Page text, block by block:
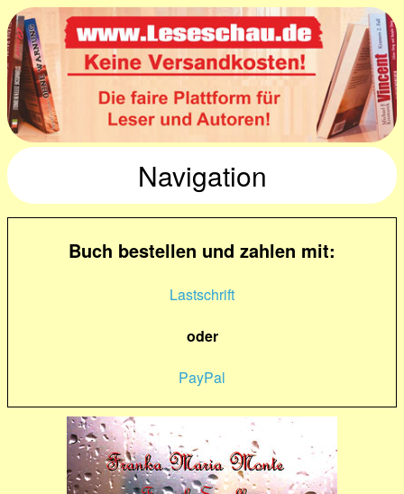
Navigation
Buch bestellen und zahlen mit:
Lastschrift
oder
PayPal